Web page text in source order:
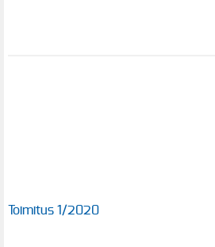
Toimitus 1/2020